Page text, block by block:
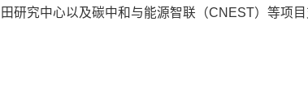
研究中心以及碳中和与能源智联（CNEST）等项目